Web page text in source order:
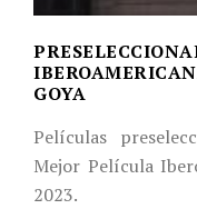
GOYA
Películas
Mejor Película
2023.